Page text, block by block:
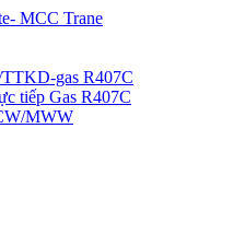
MCC Trane
gas R407C
tiếp Gas R407C
MWW